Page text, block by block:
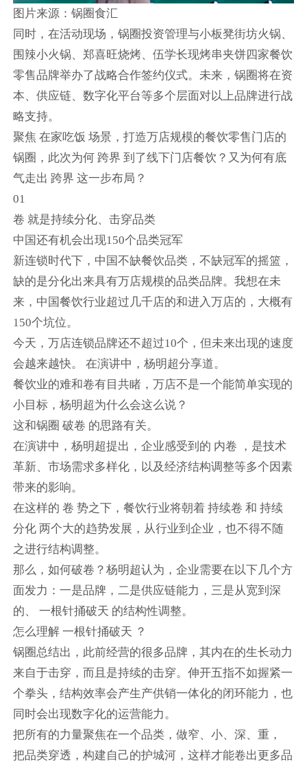
图片来源：锅圈食汇
同时，在活动现场，锅圈投资管理与小板凳街坊火锅、
围辣小火锅、郑喜旺烧烤、伍学长现烤串夹饼四家餐饮
零售品牌举办了战略合作签约仪式。未来，锅圈将在资
本、供应链、数字化平台等多个层面对以上品牌进行战
略支持。
聚焦 在家吃饭 场景，打造万店规模的餐饮零售门店的
锅圈，此次为何 跨界 到了线下门店餐饮？又为何有底
气走出 跨界 这一步布局？
01
卷 就是持续分化、击穿品类
中国还有机会出现150个品类冠军
新连锁时代下，中国不缺餐饮品类，不缺冠军的摇篮，
缺的是分化出来具有万店规模的品类品牌。我想在未
来，中国餐饮行业超过几千店的和进入万店的，大概有
150个坑位。
今天，万店连锁品牌还不超过10个，但未来出现的速度
会越来越快。 在演讲中，杨明超分享道。
餐饮业的难和卷有目共睹，万店不是一个能简单实现的
小目标，杨明超为什么会这么说？
这和锅圈 破卷 的思路有关。
在演讲中，杨明超提出，企业感受到的 内卷 ，是技术
革新、市场需求多样化，以及经济结构调整等多个因素
带来的影响。
在这样的 卷 势之下，餐饮行业将朝着 持续卷 和 持续
分化 两个大的趋势发展，从行业到企业，也不得不随
之进行结构调整。
那么，如何破卷？杨明超认为，企业需要在以下几个方
面发力：一是品牌，二是供应链能力，三是从宽到深
的、 一根针捅破天 的结构性调整。
怎么理解 一根针捅破天 ？
锅圈总结出，此前经营的很多品牌，其内在的生长动力
来自于击穿，而且是持续的击穿。伸开五指不如握紧一
个拳头，结构效率会产生产供销一体化的闭环能力，也
同时会出现数字化的运营能力。
把所有的力量聚焦在一个品类，做窄、小、深、重，
把品类穿透，构建自己的护城河，这样才能卷出更多品